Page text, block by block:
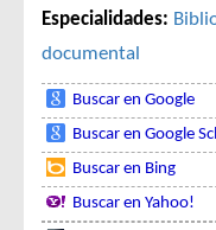
Especialidades:
documental
Buscar en Google
Buscar en Google
Buscar en Bing
Buscar en Yahoo!